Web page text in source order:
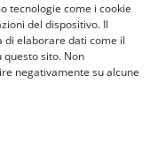
tecnologie come i cookie
del dispositivo. Il
di elaborare dati come il
questo sito. Non
negativamente su alcune